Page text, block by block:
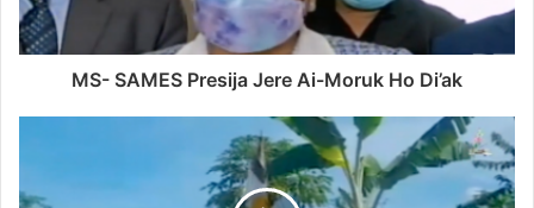
MS- SAMES Presija Jere Ai-Moruk Ho Di’ak